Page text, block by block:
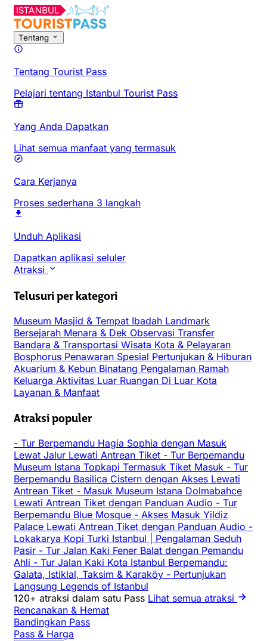
Tentang
Tentang Tourist Pass
Pelajari tentang Istanbul Tourist Pass
Yang Anda Dapatkan
Lihat semua manfaat yang termasuk
Cara Kerjanya
Proses sederhana 3 langkah
Unduh Aplikasi
Dapatkan aplikasi seluler
Atraksi
Telusuri per kategori
Museum Masjid & Tempat Ibadah Landmark
Bersejarah Menara & Dek Observasi Transfer
Bandara & Transportasi Wisata Kota & Pelayaran
Bosphorus Penawaran Spesial Pertunjukan & Hiburan
Akuarium & Kebun Binatang Pengalaman Ramah
Keluarga Aktivitas Luar Ruangan Di Luar Kota
Layanan & Manfaat
Atraksi populer
- Tur Berpemandu Hagia Sophia dengan Masuk
Lewat Jalur Lewati Antrean Tiket - Tur Berpemandu
Museum Istana Topkapi Termasuk Tiket Masuk - Tur
Berpemandu Basilica Cistern dengan Akses Lewati
Antrean Tiket - Masuk Museum Istana Dolmabahce
Lewati Antrean Tiket dengan Panduan Audio - Tur
Berpemandu Blue Mosque - Akses Masuk Yildiz
Palace Lewati Antrean Tiket dengan Panduan Audio -
Lokakarya Kopi Turki Istanbul | Pengalaman Seduh
Pasir - Tur Jalan Kaki Fener Balat dengan Pemandu
Ahli - Tur Jalan Kaki Kota Istanbul Berpemandu:
Galata, Istiklal, Taksim & Karaköy - Pertunjukan
Langsung Legends of Istanbul
120+ atraksi dalam satu Pass Lihat semua atraksi
Rencanakan & Hemat
Bandingkan Pass
Pass & Harga